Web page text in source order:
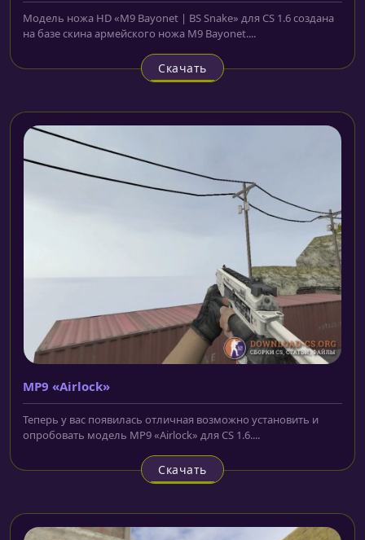
Модель ножа HD «M9 Bayonet | BS Snake» для CS 1.6 создана
на базе скина армейского ножа M9 Bayonet....
Скачать
MP9 «Airlock»
Теперь у вас появилась отличная возможно установить и
опробовать модель MP9 «Airlock» для CS 1.6....
Скачать